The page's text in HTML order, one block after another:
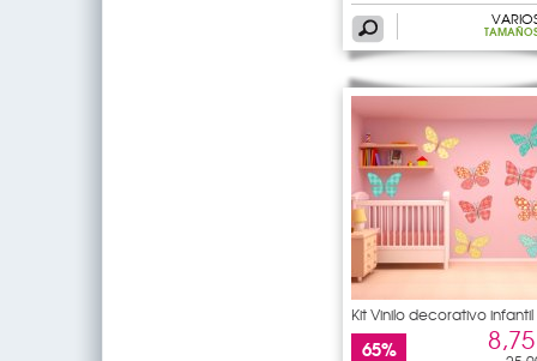
Kit Vinilo decorativo infantil
65%